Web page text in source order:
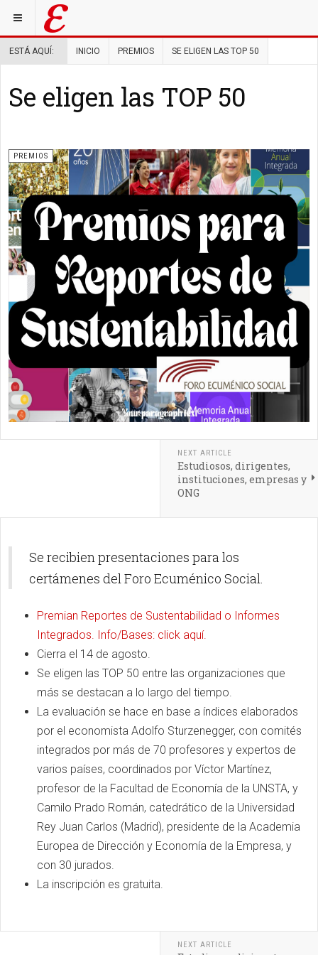
ESTÁ AQUÍ: INICIO PREMIOS SE ELIGEN LAS TOP 50
Se eligen las TOP 50
PREMIOS
NEXT ARTICLE
Estudiosos, dirigentes,
instituciones, empresas y
ONG
Se recibien presentaciones para los
certámenes del Foro Ecuménico Social.
Premian Reportes de Sustentabilidad o Informes
Integrados. Info/Bases: click aquí.
Cierra el 14 de agosto.
Se eligen las TOP 50 entre las organizaciones que
más se destacan a lo largo del tiempo.
La evaluación se hace en base a índices elaborados
por el economista Adolfo Sturzenegger, con comités
integrados por más de 70 profesores y expertos de
varios países, coordinados por Víctor Martínez,
profesor de la Facultad de Economía de la UNSTA, y
Camilo Prado Román, catedrático de la Universidad
Rey Juan Carlos (Madrid), presidente de la Academia
Europea de Dirección y Economía de la Empresa, y
con 30 jurados.
La inscripción es gratuita.
NEXT ARTICLE